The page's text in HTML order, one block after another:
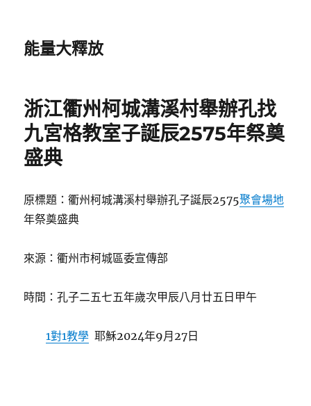
能量大釋放
浙江衢州柯城溝溪村舉辦孔找
九宮格教室子誕辰2575年祭奠
盛典
原標題：衢州柯城溝溪村舉辦孔子誕辰2575聚會場地
年祭奠盛典
來源：衢州市柯城區委宣傳部
時間：孔子二五七五年歲次甲辰八月廿五日甲午
1對1教學 耶穌2024年9月27日